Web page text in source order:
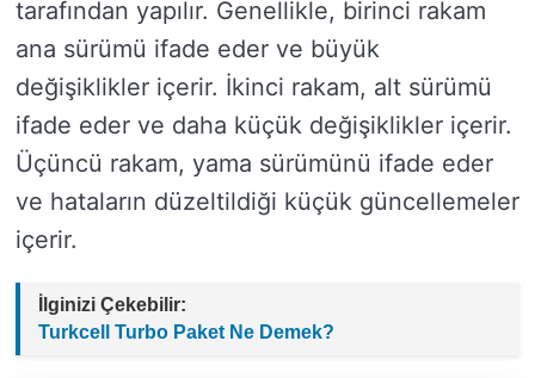
tarafından yapılır. Genellikle, birinci rakam
ana sürümü ifade eder ve büyük
değişiklikler içerir. İkinci rakam, alt sürümü
ifade eder ve daha küçük değişiklikler içerir.
Üçüncü rakam, yama sürümünü ifade eder
ve hataların düzeltildiği küçük güncellemeler
içerir.
İlginizi Çekebilir:
Turkcell Turbo Paket Ne Demek?